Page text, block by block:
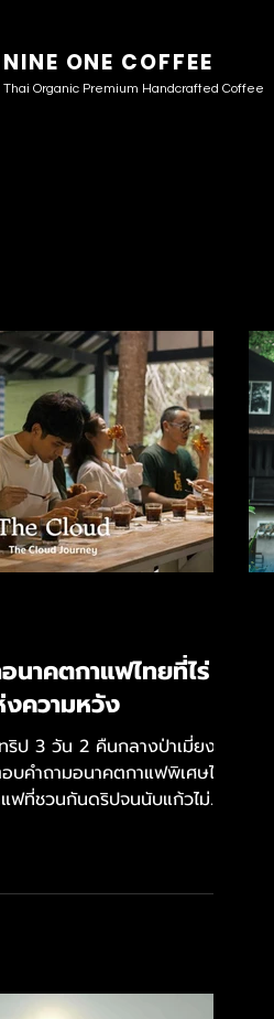
NINE ONE COFFEE
Thai Organic Premium Handcrafted Coffee
อนาคตกาแฟไทยที่ไร่
ความหวัง
ริป 3 วัน 2 คืนกลางป่าเมี่ยง
บคำถามอนาคตกาแฟพิเศษไทย
ฟที่ชวนกันดริปจนนับแก้วไม่